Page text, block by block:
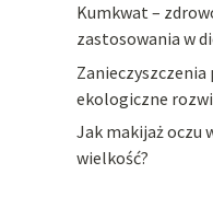
Kumkwat –
zastosowania w
Zanieczyszczenia
ekologiczne
Jak makijaż oczu
wielkość?